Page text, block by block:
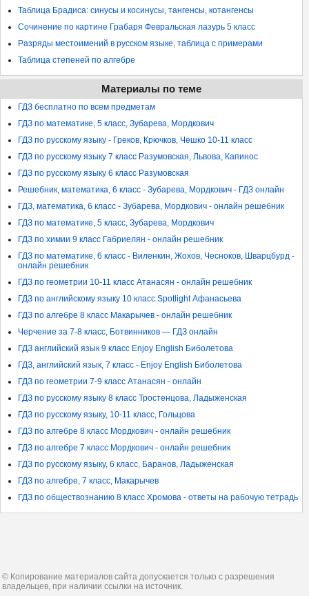
Таблица Брадиса: синусы и косинусы, тангенсы, котангенсы
Сочинение по картине Грабаря Февральская лазурь 5 класс
Разряды местоимений в русском языке, таблица с примерами
Таблица степеней по алгебре
Материалы по теме
ГДЗ бесплатно по всем предметам
ГДЗ по математике, 5 класс, Зубарева, Мордкович
ГДЗ по русскому языку - Греков, Крючков, Чешко 10-11 класс
ГДЗ по русскому языку 7 класс Разумовская, Львова, Капинос
ГДЗ по русскому языку 6 класс Разумовская
Решебник, математика, 6 класс - Зубарева, Мордкович - ГДЗ онлайн
ГДЗ, математика, 6 класс - Зубарева, Мордкович - онлайн решебник
ГДЗ по математике, 5 класс, Зубарева, Мордкович
ГДЗ по химии 9 класс Габриелян - онлайн решебник
ГДЗ по математике, 6 класс - Виленкин, Жохов, Чесноков, Шварцбурд -
онлайн решебник
ГДЗ по геометрии 10-11 класс Атанасян - онлайн решебник
ГДЗ по английскому языку 10 класс Spotlight Афанасьева
ГДЗ по алгебре 8 класс Макарычев - онлайн решебник
Черчение за 7-8 класс, Ботвинников — ГДЗ онлайн
ГДЗ английский язык 9 класс Enjoy English Биболетова
ГДЗ, английский язык, 7 класс - Enjoy English Биболетова
ГДЗ по геометрии 7-9 класс Атанасян - онлайн
ГДЗ по русскому языку 8 класс Тростенцова, Ладыженская
ГДЗ по русскому языку, 10-11 класс, Гольцова
ГДЗ по алгебре 8 класс Мордкович - онлайн решебник
ГДЗ по алгебре 7 класс Мордкович - онлайн решебник
ГДЗ по русскому языку, 6 класс, Баранов, Ладыженская
ГДЗ по алгебре, 7 класс, Макарычев
ГДЗ по обществознанию 8 класс Хромова - ответы на рабочую тетрадь
© Копирование материалов сайта допускается только с разрешения
владельцев, при наличии ссылки на источник.